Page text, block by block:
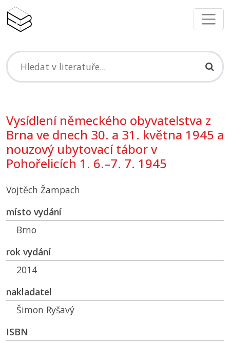
Vysídlení německého obyvatelstva z
Brna ve dnech 30. a 31. května 1945 a
nouzový ubytovací tábor v
Pohořelicích 1. 6.–7. 7. 1945
Vojtěch Žampach
místo vydání
Brno
rok vydání
2014
nakladatel
Šimon Ryšavý
ISBN